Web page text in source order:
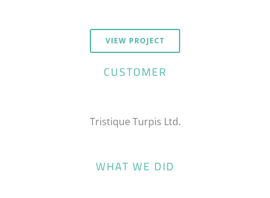
VIEW PROJECT
CUSTOMER
Tristique Turpis Ltd.
WHAT WE DID